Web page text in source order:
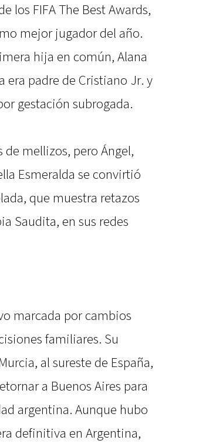
los FIFA The Best Awards,
mejor jugador del año.
hija en común, Alana
era padre de Cristiano Jr. y
gestación subrogada.
de mellizos, pero Ángel,
Esmeralda se convirtió
que muestra retazos
Saudita, en sus redes
marcada por cambios
familiares. Su
al sureste de España,
a Buenos Aires para
argentina. Aunque hubo
definitiva en Argentina,